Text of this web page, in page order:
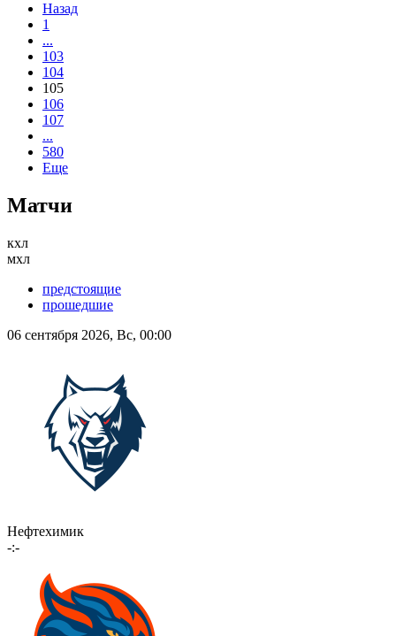
Назад
1
...
103
104
105
106
107
...
580
Еще
Матчи
кхл
мхл
предстоящие
прошедшие
06 сентября 2026, Вс, 00:00
Нефтехимик
-:-